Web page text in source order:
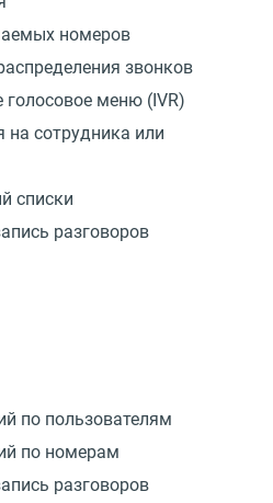
номеров
звонков
голосовое меню (IVR)
на сотрудника или
списки
разговоров
по пользователям
по номерам
разговоров